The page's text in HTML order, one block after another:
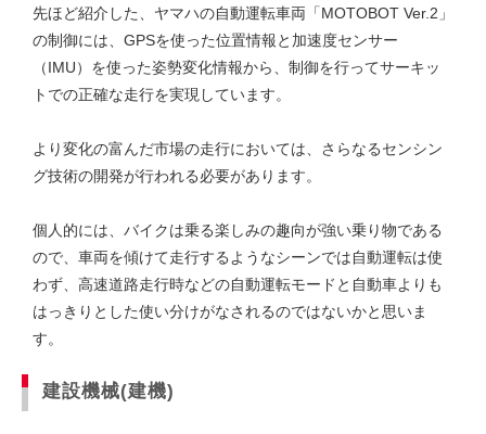
先ほど紹介した、ヤマハの自動運転車両「MOTOBOT Ver.2」
の制御には、GPSを使った位置情報と加速度センサー
（IMU）を使った姿勢変化情報から、制御を行ってサーキッ
トでの正確な走行を実現しています。
より変化の富んだ市場の走行においては、さらなるセンシン
グ技術の開発が行われる必要があります。
個人的には、バイクは乗る楽しみの趣向が強い乗り物である
ので、車両を傾けて走行するようなシーンでは自動運転は使
わず、高速道路走行時などの自動運転モードと自動車よりも
はっきりとした使い分けがなされるのではないかと思いま
す。
建設機械(建機)